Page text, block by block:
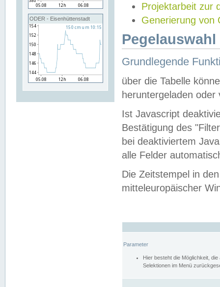
ODER - Eisenhüttenstadt
Projektarbeit zur
Generierung von
Grundlegende
über die Tabelle
heruntergeladen oder
Ist Javascript
Bestätigung des
bei deaktiviertem
alle Felder
Die Zeitstempel in
mitteleuropäischer
Parameter
Hier besteht die Möglichkeit,
Selektionen im Menü